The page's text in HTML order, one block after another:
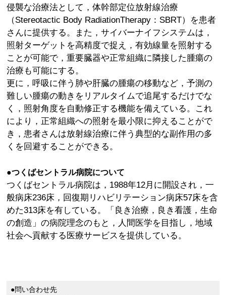
侵襲な治療法として，体幹部定位放射線治療
（Stereotactic Body RadiationTherapy：SBRT）を患者
さんに提供する。また，サイバーナイフシステムは，
照射ターゲットを高精度で捉え，有効線量を照射する
ことが可能で，重要臓器や正常組織に隣接した腫瘍の
治療も可能にする。
更に，呼吸に伴う肺や肝臓の腫瘍の移動など，予測の
難しい腫瘍の動きをリアルタイムで追尾するだけでな
く，照射角度を自動修正する機能を備えている。これ
により，正常組織への照射を最小限に抑えることがで
き，患者さんは放射線治療に伴う典型的な副作用の多
くを回避することができる。
●つくばセントラル病院について
つくばセントラル病院は，1988年12月に開設され，一
般病床236床，回復期リハビリテーション病床57床を含
めた313床を有している。「良き治療，良き看護，生命
の創造」の病院理念のもと，人間医学を目指し，地域
社会へ貢献する医療サービスを提供している。
●問い合わせ先